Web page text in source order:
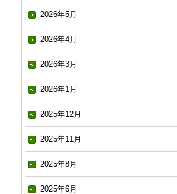
2026年5月
2026年4月
2026年3月
2026年1月
2025年12月
2025年11月
2025年8月
2025年6月